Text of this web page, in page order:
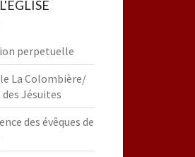
perpetuelle
La Colombière/
des Jésuites
des évêques de